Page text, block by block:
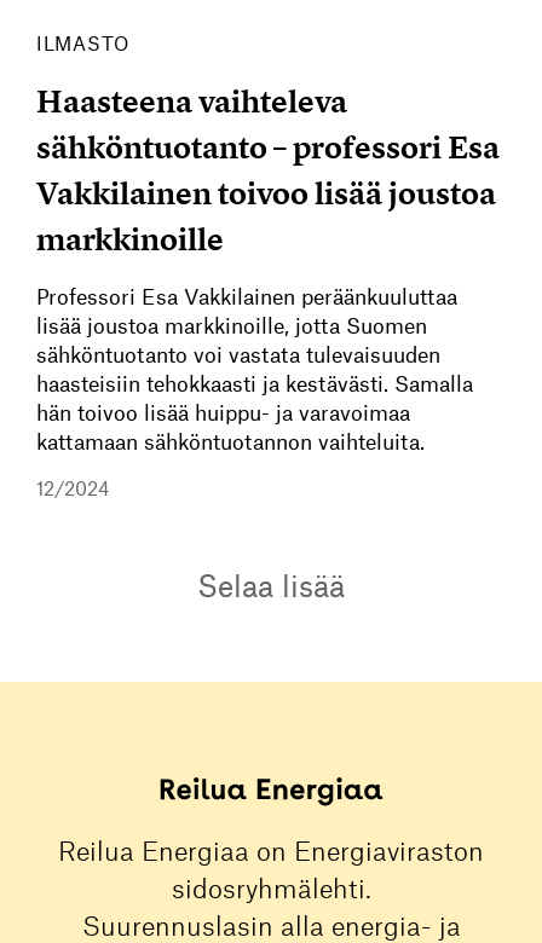
ILMASTO
Haasteena vaihteleva
sähköntuotanto – professori Esa
Vakkilainen toivoo lisää joustoa
markkinoille
Professori Esa Vakkilainen peräänkuuluttaa
lisää joustoa markkinoille, jotta Suomen
sähköntuotanto voi vastata tulevaisuuden
haasteisiin tehokkaasti ja kestävästi. Samalla
hän toivoo lisää huippu- ja varavoimaa
kattamaan sähköntuotannon vaihteluita.
12/2024
Selaa lisää
Reilua Energiaa on Energiaviraston
sidosryhmälehti.
Suurennuslasin alla energia- ja